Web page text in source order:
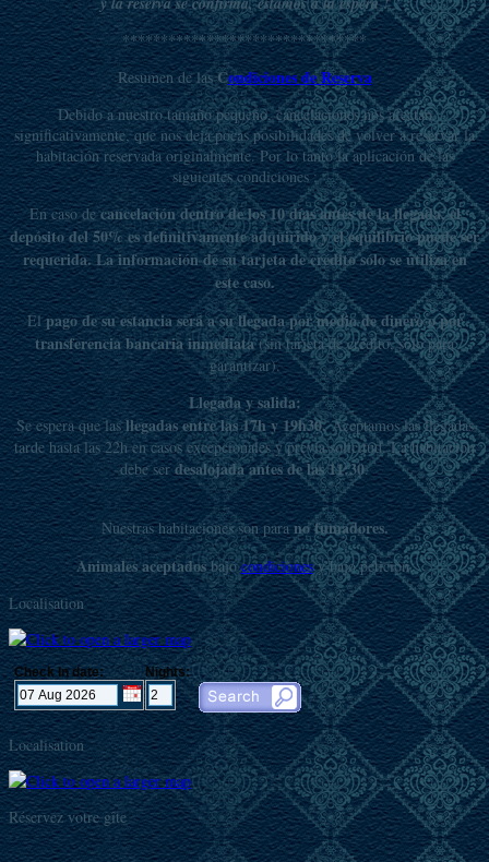
********************************
Resumen de lasCondiciones de Reserva
Debido a nuestro tamaño pequeño, cancelaciones nos afectan
significativamente, que nos deja pocas posibilidades de volver a reservar la
habitación reservada originalmente.Por lo tanto la aplicación de las
siguientes condiciones :
En caso decancelación dentro de los 10 díasantes de la llegada, el
depósito del 50% es definitivamente adquirido y el equilibrio puede ser
requerida.La información de su tarjeta de crédito sólo se utiliza en
este caso.
Elpago de su estancia será a su llegada por medio de dinero opor
transferencia bancariainmediata (sin tarjeta de crédito, sólo para
garantizar).
Llegada y salida:
Se espera que lasllegadas entre las 17h y 19h30. Aceptamoslas llegadas
tarde hasta las 22h en casos excepcionales y previa solicitud.La habitación
debe serdesalojada antes de las 11:30.
Nuestras habitaciones son parano fumadores.
Animales aceptadosbajocondicionesy bajo petición.
Localisation
Check In date: Nights:
Localisation
Réservez votre gîte